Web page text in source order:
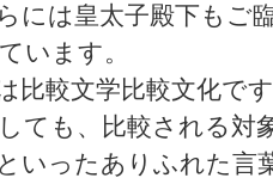
には皇太子殿下もご
います。
比較文学比較文化で
ても、比較される対
いったありふれた言